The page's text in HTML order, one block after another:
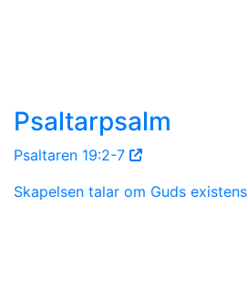
Psaltarpsalm
Psaltaren 19:2-7
Skapelsen talar om Guds existens